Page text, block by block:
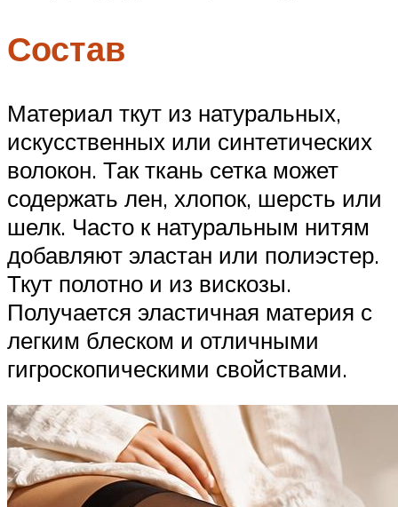
Состав
Материал ткут из натуральных,
искусственных или синтетических
волокон. Так ткань сетка может
содержать лен, хлопок, шерсть или
шелк. Часто к натуральным нитям
добавляют эластан или полиэстер.
Ткут полотно и из вискозы.
Получается эластичная материя с
легким блеском и отличными
гигроскопическими свойствами.